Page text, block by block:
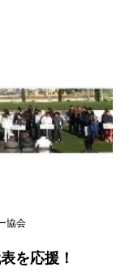
協会
を応援！